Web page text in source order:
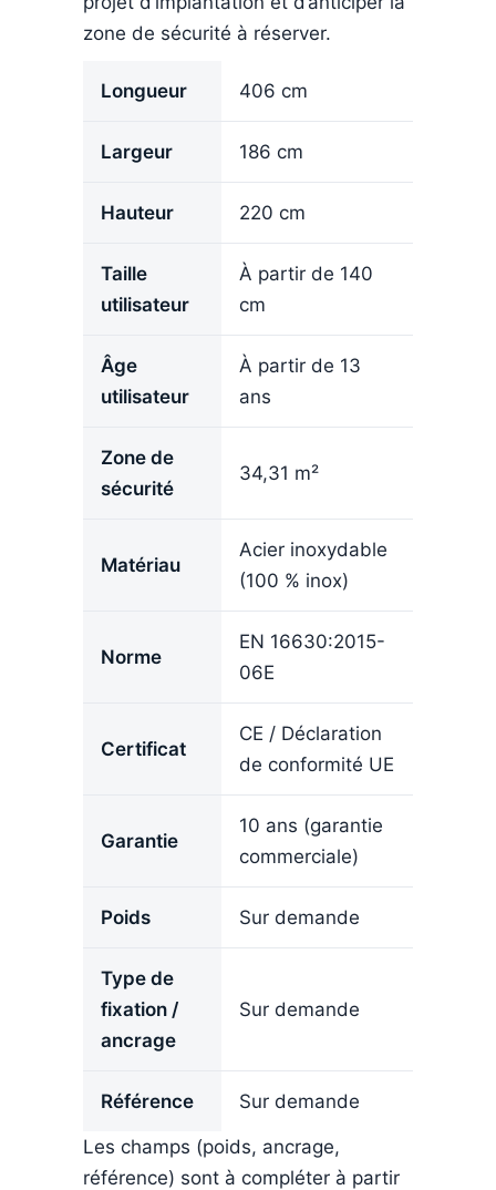
zone de sécurité à réserver.
Longueur 406 cm
Largeur 186 cm
Hauteur 220 cm
Taille
utilisateur
À partir de 140
cm
Âge
utilisateur
À partir de 13
ans
Zone de
sécurité
34,31 m²
Matériau
Acier inoxydable
(100 % inox)
Norme
EN 16630:2015-
06E
Certificat
CE / Déclaration
de conformité UE
Garantie
10 ans (garantie
commerciale)
Poids Sur demande
Type de
fixation /
ancrage
Sur demande
Référence Sur demande
Les champs (poids, ancrage,
référence) sont à compléter à partir